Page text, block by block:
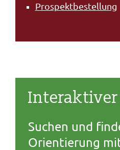
Prospektbestellung
Suchen und
Orientierung